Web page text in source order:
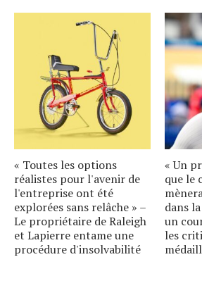
« Toutes les options
réalistes pour l'avenir de
l'entreprise ont été
explorées sans relâche » –
Le propriétaire de Raleigh
et Lapierre entame une
procédure d'insolvabilité
« Un
que le
dans
un
les